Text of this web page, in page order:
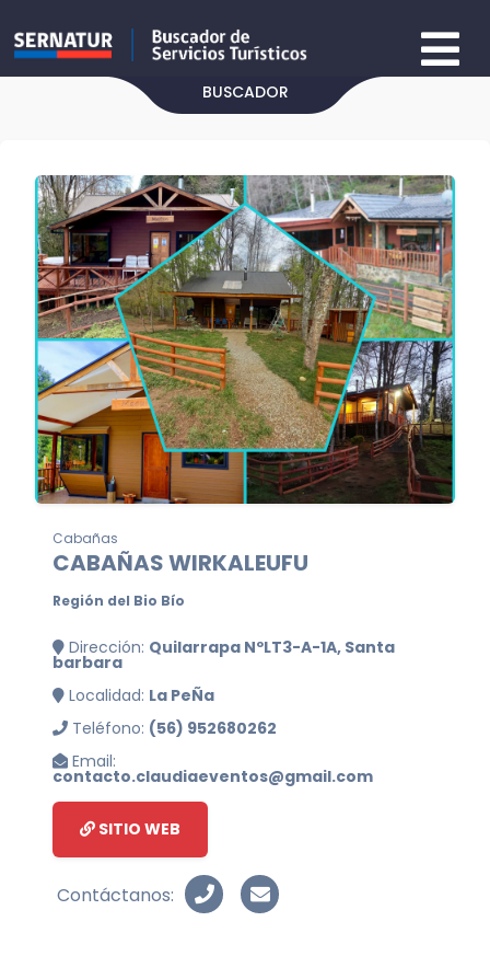
BUSCADOR
Cabañas
CABAÑAS WIRKALEUFU
Región del Bio Bío
Dirección: Quilarrapa NºLT3-A-1A, Santa
barbara
Localidad: La PeÑa
Teléfono: (56) 952680262
Email:
contacto.claudiaeventos@gmail.com
SITIO WEB
Contáctanos: